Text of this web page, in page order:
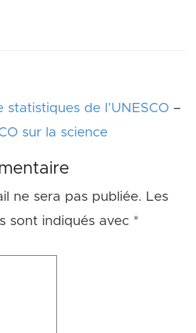
statistiques de l’UNESCO –
sur la science
ne sera pas publiée. Les
sont indiqués avec *